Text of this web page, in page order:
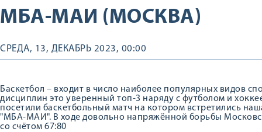
МБА-МАИ (МОСКВА)
СРЕДА, 13, ДЕКАБРЬ 2023, 00:00
Баскетбол – входит в число наиболее популярных видов
дисциплин это уверенный топ-3 наряду с футболом и
посетили баскетбольный матч на котором встретились
"МБА-МАИ". В ходе довольно напряжённой борьбы
со счётом 67:80